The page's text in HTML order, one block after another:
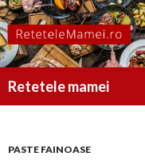
Retetele mamei
PASTE FAINOASE